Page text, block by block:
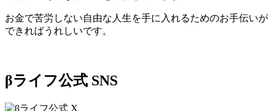
お金で苦労しない自由な人生を手に入れるためのお手伝いが
できればうれしいです。
βライフ公式 SNS